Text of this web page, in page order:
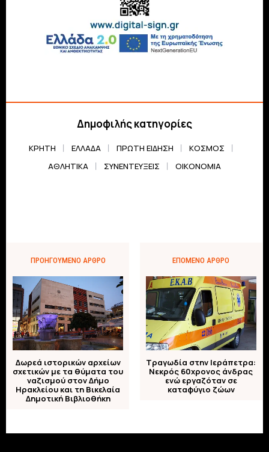
Δημοφιλής κατηγορίες
ΚΡΗΤΗ ΕΛΛΆΔΑ ΠΡΏΤΗ ΕΊΔΗΣΗ
ΚΌΣΜΟΣ
ΑΘΛΗΤΙΚΆ
ΣΥΝΕΝΤΕΎΞΕΙΣ ΟΙΚΟΝΟΜΊΑ
ΠΡΟΗΓΟΎΜΕΝΟ ΆΡΘΡΟ
Δωρεά ιστορικών αρχείων
σχετικών με τα θύματα του
ναζισμού στον Δήμο
Ηρακλείου και τη Βικελαία
Δημοτική Βιβλιοθήκη
ΕΠΌΜΕΝΟ ΆΡΘΡΟ
Τραγωδία στην Ιεράπετρα:
Νεκρός 60χρονος άνδρας
ενώ εργαζόταν σε
καταφύγιο ζώων